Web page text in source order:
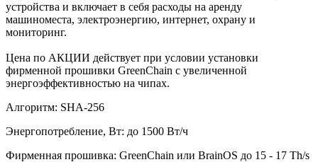
устройства и включает в себя расходы на аренду
машиноместа, электроэнергию, интернет, охрану и
мониторинг.
Цена по АКЦИИ действует при условии установки
фирменной прошивки GreenChain c увеличенной
энергоэффективностью на чипах.
Алгоритм: SHA-256
Энергопотребление, Вт: до 1500 Вт/ч
Фирменная прошивка: GreenChain или BrainOS до 15 - 17 Th/s